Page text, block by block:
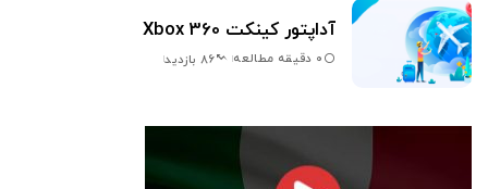
آداپتور کینکت Xbox 360
0 دقیقه مطالعه 86 بازدید